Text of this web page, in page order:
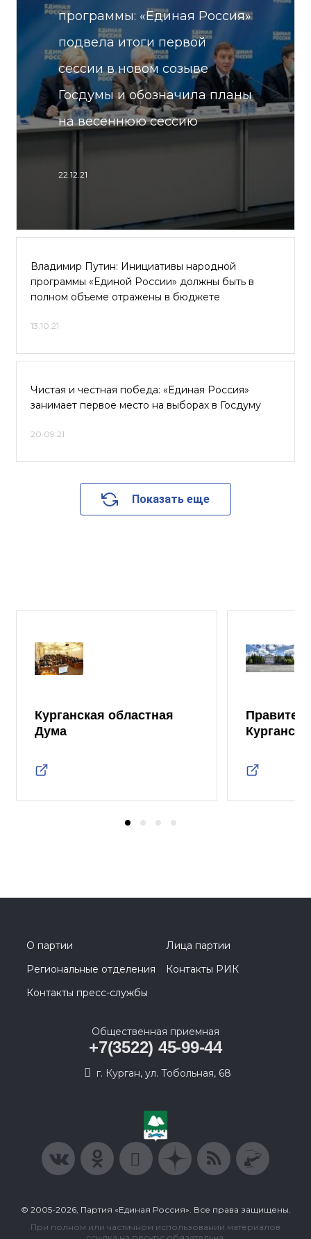
программы: «Единая Россия»
подвела итоги первой
сессии в новом созыве
Госдумы и обозначила планы
на весеннюю сессию
22.12.21
Владимир Путин: Инициативы народной
программы «Единой России» должны быть в
полном объеме отражены в бюджете
13.10.21
Чистая и честная победа: «Единая Россия»
занимает первое место на выборах в Госдуму
20.09.21
Показать еще
Курганская областная
Дума
О партии
Лица партии
Региональные отделения
Контакты РИК
Контакты пресс-службы
Общественная приемная
+7(3522) 45-99-44
г. Курган, ул. Тобольная, 68
© 2005-2026, Партия «Единая Россия». Все права защищены.
При полном или частичном использовании материалов